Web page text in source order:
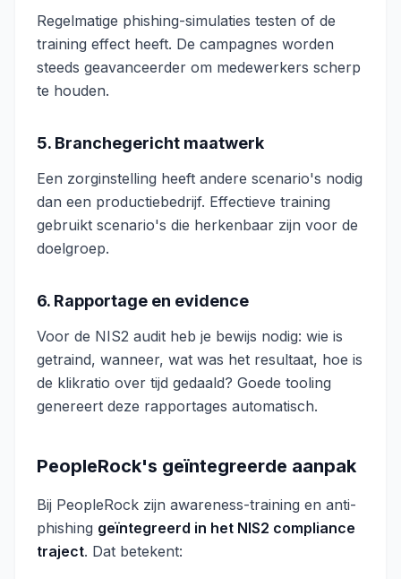
Regelmatige phishing-simulaties testen of de
training effect heeft. De campagnes worden
steeds geavanceerder om medewerkers scherp
te houden.
5. Branchegericht maatwerk
Een zorginstelling heeft andere scenario's nodig
dan een productiebedrijf. Effectieve training
gebruikt scenario's die herkenbaar zijn voor de
doelgroep.
6. Rapportage en evidence
Voor de NIS2 audit heb je bewijs nodig: wie is
getraind, wanneer, wat was het resultaat, hoe is
de klikratio over tijd gedaald? Goede tooling
genereert deze rapportages automatisch.
PeopleRock's geïntegreerde aanpak
Bij PeopleRock zijn awareness-training en anti-
phishing geïntegreerd in het NIS2 compliance
traject. Dat betekent: